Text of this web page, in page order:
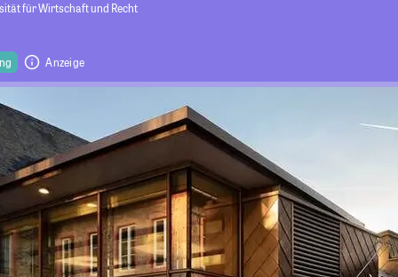
für Wirtschaft und Recht
Anzeige